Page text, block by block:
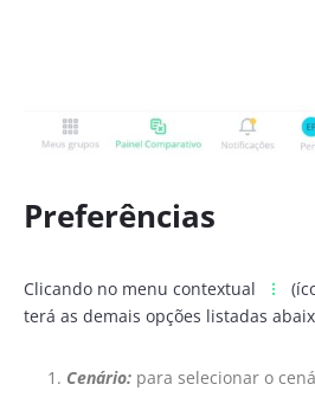
Preferências
Clicando no menu contextual
terá as demais opções listadas
Cenário: para selecionar o